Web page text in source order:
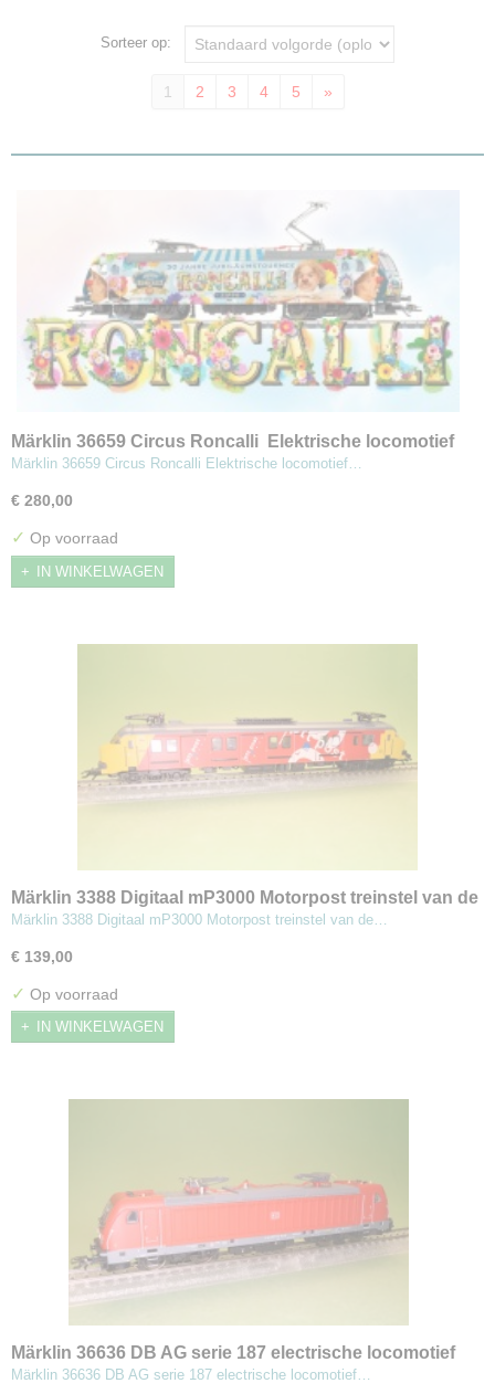
Sorteer op:
1 2 3 4 5 »
Märklin 36659 Circus Roncalli Elektrische locomotief
type 185.1
Märklin 36659 Circus Roncalli Elektrische locomotief…
€ 280,00
✓ Op voorraad
IN WINKELWAGEN
Märklin 3388 Digitaal mP3000 Motorpost treinstel van de
NS PTT
Märklin 3388 Digitaal mP3000 Motorpost treinstel van de…
€ 139,00
✓ Op voorraad
IN WINKELWAGEN
Märklin 36636 DB AG serie 187 electrische locomotief
Märklin 36636 DB AG serie 187 electrische locomotief…